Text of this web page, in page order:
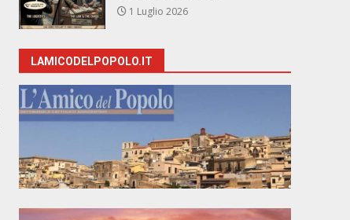
1 Luglio 2026
LAMICODELPOPOLO.IT